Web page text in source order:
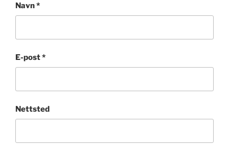
Navn*
E-post*
Nettsted